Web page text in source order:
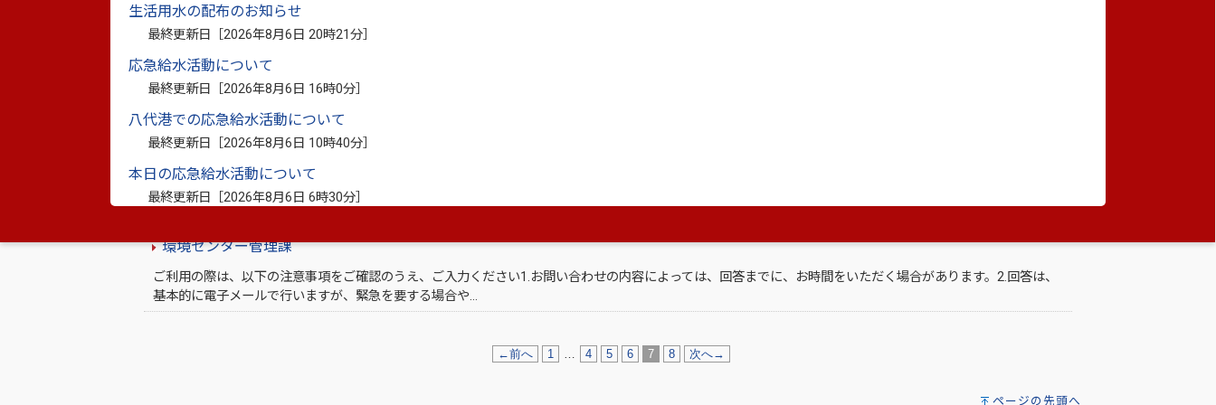
生活用水の配布のお知らせ
最終更新日［2026年8月6日 20時21分
応急給水活動について
最終更新日［2026年8月6日 16時0分
八代港での応急給水活動について
最終更新日［2026年8月6日 10時40分
本日の応急給水活動について
最終更新日［2026年8月6日 6時30分
ご利用の際は、以下の注意事項をご確認のうえ、ご入力ください1.お問い合わせの内容によっては、回答までに、お時間をいただく場合があります。2.回答は、
基本的に電子メールで行いますが、緊急を要する場合や…
公平委員会
基本的に電子メールで行いますが、緊急を要する場合や…
ご利用の際は、以下の注意事項をご確認のうえ、ご入力ください1.お問い合わせの内容によっては、回答までに、お時間をいただく場合があります。2.回答は、
基本的に電子メールで行いますが、緊急を要する場合や…
環境センター管理課
ご利用の際は、以下の注意事項をご確認のうえ、ご入力ください1.お問い合わせの内容によっては、回答までに、お時間をいただく場合があります。2.回答は、
基本的に電子メールで行いますが、緊急を要する場合や…
←前へ 1 … 4 5 6 7 8 次へ→
ページの先頭へ